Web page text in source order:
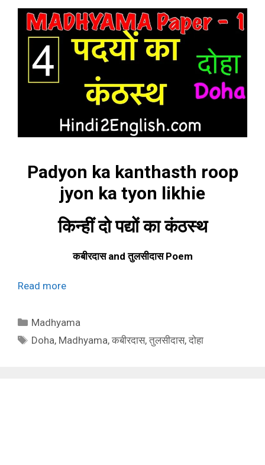
Padyon ka kanthasth roop
jyon ka tyon likhie
किन्हीं दो पद्यों का कंठस्थ
कबीरदास andतुलसीदास Poem
Read more
Categories
Madhyama
Tags
Doha, Madhyama,कबीरदास,तुलसीदास,दोहा